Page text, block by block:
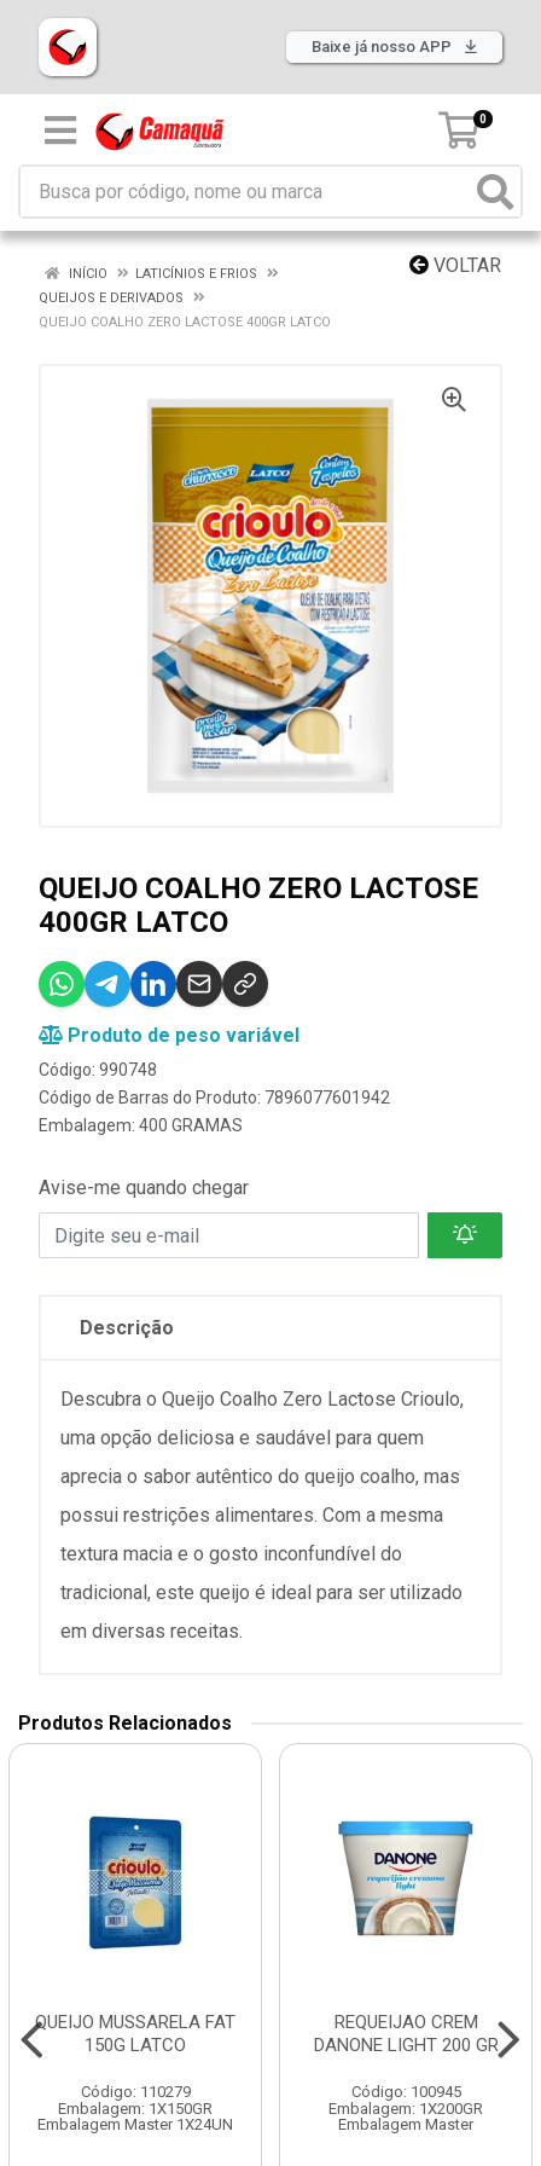
Baixe já nosso APP
0
VOLTAR
INÍCIO
LATICÍNIOS E FRIOS
QUEIJOS E DERIVADOS
QUEIJO COALHO ZERO LACTOSE 400GR LATCO
QUEIJO COALHO ZERO LACTOSE
400GR LATCO
Produto de peso variável
Código: 990748
Código de Barras do Produto: 7896077601942
Embalagem: 400 GRAMAS
Avise-me quando chegar
Descrição
Descubra o Queijo Coalho Zero Lactose Crioulo,
uma opção deliciosa e saudável para quem
aprecia o sabor autêntico do queijo coalho, mas
possui restrições alimentares. Com a mesma
textura macia e o gosto inconfundível do
tradicional, este queijo é ideal para ser utilizado
em diversas receitas.
Produtos Relacionados
QUEIJO MUSSARELA FAT
150G LATCO
Código: 110279
Embalagem: 1X150GR
Embalagem Master 1X24UN
REQUEIJAO CREM
DANONE LIGHT 200 GR
Código: 100945
Embalagem: 1X200GR
Embalagem Master